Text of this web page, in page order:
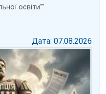
освіти""
Дата: 07.08.2026